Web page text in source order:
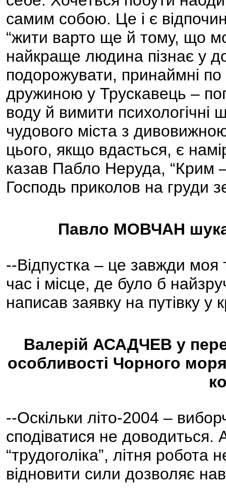
самим собою. Це і є
“жити варто ще й тому, що
найкраще людина пізнає у
подорожувати, принаймні
дружиною у Трускавець –
воду й вимити психологічні
чудового міста з
цього, якщо вдасться, є
казав Пабло Неруда, “Крим
Господь приколов на груди
Павло МОВЧАН
--Відпустка – це завжди
час і місце, де було б
написав заявку на путівку у
Валерій АСАДЧЕВ у
особливості Чорного
--Оскільки літо-2004 –
сподіватися не
“трудоголіка”, літня
відновити сили дозволяє